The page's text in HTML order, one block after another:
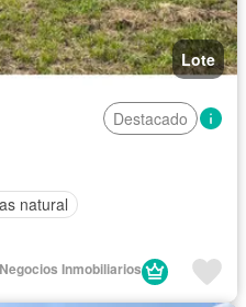
Lote
Destacado
natural
Inmobiliarios